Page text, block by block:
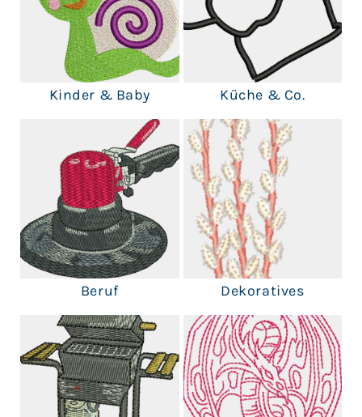
Kinder & Baby Küche & Co.
Beruf Dekoratives